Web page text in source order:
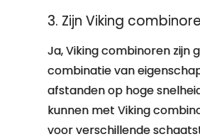
3. Zijn Viking
Ja, Viking combinoren zijn
combinatie van
afstanden op hoge
kunnen met Viking
voor verschillende